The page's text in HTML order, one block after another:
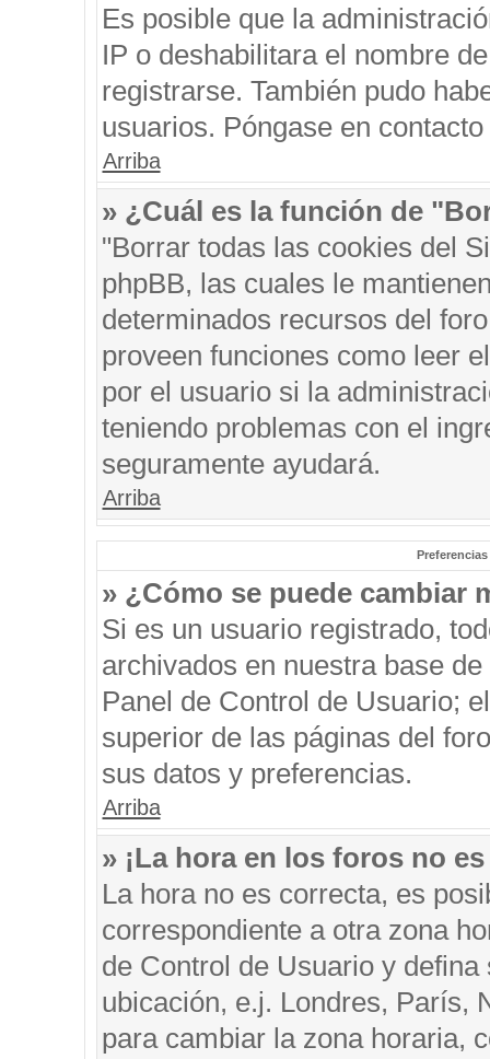
Es posible que la
IP o deshabilitara el nombre
registrarse. También pudo
usuarios. Póngase en
Arriba
» ¿Cuál es la función de
"Borrar todas las cookies del
phpBB, las cuales le
determinados recursos del
proveen funciones como leer
por el usuario si la
teniendo problemas con el
seguramente ayudará.
Arriba
» ¿Cómo se puede cambiar
Si es un usuario registrado,
archivados en nuestra base
Panel de Control de Usuario;
superior de las páginas del
sus datos y preferencias.
Arriba
» ¡La hora en los foros no
La hora no es correcta, es
correspondiente a otra zona
de Control de Usuario y
ubicación, e.j. Londres, París,
para cambiar la zona horaria,